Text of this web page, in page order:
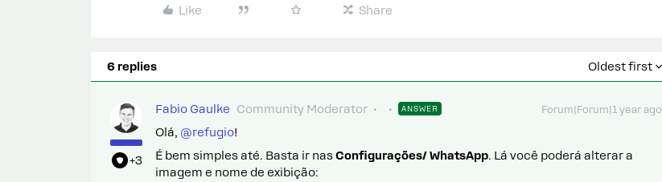
Like Share
6 replies Oldest first
+3
Fabio Gaulke Community Moderator ANSWER Forum|Forum|1 year ago
Olá, @refugio!
É bem simples até. Basta ir nasConfigurações/ WhatsApp. Lá você poderá alterar a
imagem e nome de exibição: